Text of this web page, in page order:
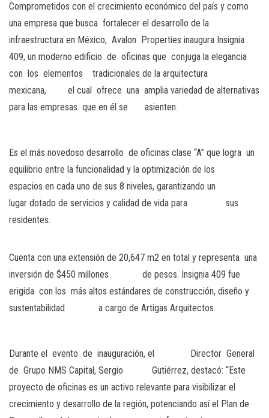
Comprometidos con el crecimiento económico del país y como
una empresa que busca fortalecer el desarrollo de la
infraestructura en México, Avalon Properties inaugura Insignia
409, un moderno edificio de oficinas que conjuga la elegancia
con los elementos tradicionales de la arquitectura
mexicana, el cual ofrece una amplia variedad de alternativas
para las empresas que en él se asienten.
Es el más novedoso desarrollo de oficinas clase “A” que logra un
equilibrio entre la funcionalidad y la optimización de los
espacios en cada uno de sus 8 niveles, garantizando un
lugar dotado de servicios y calidad de vida para sus
residentes.
Cuenta con una extensión de 20,647 m2 en total y representa una
inversión de $450 millones de pesos. Insignia 409 fue
erigida con los más altos estándares de construcción, diseño y
sustentabilidad a cargo de Artigas Arquitectos.
Durante el evento de inauguración, el Director General
de Grupo NMS Capital, Sergio Gutiérrez, destacó: “Este
proyecto de oficinas es un activo relevante para visibilizar el
crecimiento y desarrollo de la región, potenciando así el Plan de